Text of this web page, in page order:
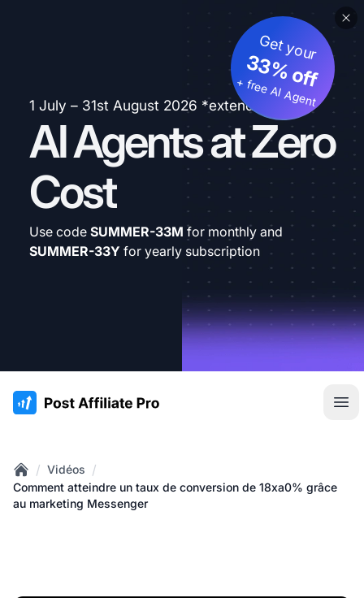
1 July – 31st August 2026 *extended
AI Agents at Zero
Cost
Get your
33% off
+ free AI Agent
Use code SUMMER-33M for monthly and
SUMMER-33Y for yearly subscription
:site.title
Home
/ Vidéos /
Comment atteindre un taux de conversion de 18xa0% grâce
au marketing Messenger